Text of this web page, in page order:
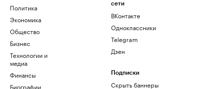
Политика
Экономика
Общество
Бизнес
Технологии и
медиа
Финансы
Биографии
сети
ВКонтакте
Одноклассники
Telegram
Дзен
Подписки
Скрыть баннеры